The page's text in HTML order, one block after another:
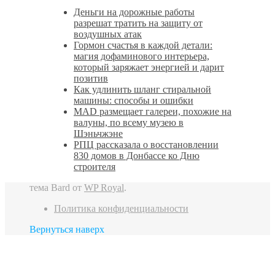
Деньги на дорожные работы
разрешат тратить на защиту от
воздушных атак
Гормон счастья в каждой детали:
магия дофаминового интерьера,
который заряжает энергией и дарит
позитив
Как удлинить шланг стиральной
машины: способы и ошибки
MAD размещает галереи, похожие на
валуны, по всему музею в
Шэньчжэне
РПЦ рассказала о восстановлении
830 домов в Донбассе ко Дню
строителя
тема Bard от WP Royal.
Политика конфиденциальности
Вернуться наверх